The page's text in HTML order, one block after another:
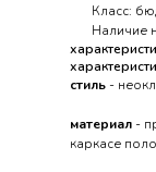
Класс:
Наличие
стиль -
материал -
каркасе